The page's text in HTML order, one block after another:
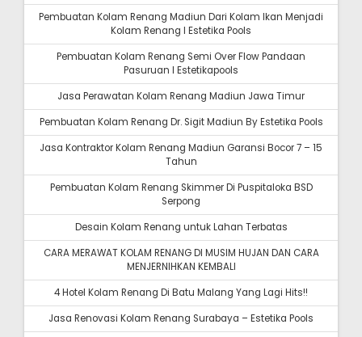
Pembuatan Kolam Renang Madiun Dari Kolam Ikan Menjadi
Kolam Renang I Estetika Pools
Pembuatan Kolam Renang Semi Over Flow Pandaan
Pasuruan I Estetikapools
Jasa Perawatan Kolam Renang Madiun Jawa Timur
Pembuatan Kolam Renang Dr. Sigit Madiun By Estetika Pools
Jasa Kontraktor Kolam Renang Madiun Garansi Bocor 7 – 15
Tahun
Pembuatan Kolam Renang Skimmer Di Puspitaloka BSD
Serpong
Desain Kolam Renang untuk Lahan Terbatas
CARA MERAWAT KOLAM RENANG DI MUSIM HUJAN DAN CARA
MENJERNIHKAN KEMBALI
4 Hotel Kolam Renang Di Batu Malang Yang Lagi Hits!!
Jasa Renovasi Kolam Renang Surabaya – Estetika Pools